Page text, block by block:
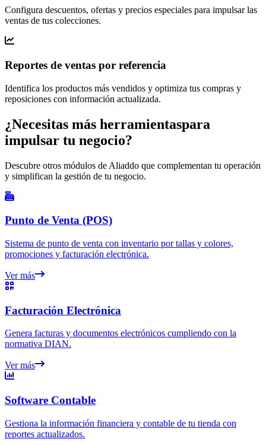
Configura descuentos, ofertas y precios especiales para impulsar las
ventas de tus colecciones.
Reportes de ventas por referencia
Identifica los productos más vendidos y optimiza tus compras y
reposiciones con información actualizada.
¿Necesitas más herramientaspara
impulsar tu negocio?
Descubre otros módulos de Aliaddo que complementan tu operación
y simplifican la gestión de tu negocio.
Punto de Venta (POS)
Sistema de punto de venta con inventario por tallas y colores,
promociones y facturación electrónica.
Ver más
Facturación Electrónica
Genera facturas y documentos electrónicos cumpliendo con la
normativa DIAN.
Ver más
Software Contable
Gestiona la información financiera y contable de tu tienda con
reportes actualizados.